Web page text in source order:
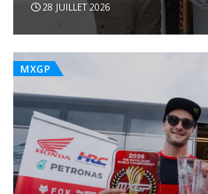
28 JUILLET 2026
MXGP